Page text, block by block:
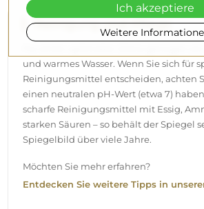
Lieferung nach Hause
Wir bieten einen Lieferservice nach
die Sendung direkt an Ihrer Haustür
Gegen einen Aufpreis von 40 € bieten
Hineintrageservice
an, mit dem die
Ihre Wohnung gebracht wird (für Maße
einen Durchmesser von 100 cm). Bei
Wenn Sie diesen Service bei der
auswählen und bezahlen, trägt der
Weitere
Ich akzeptiere